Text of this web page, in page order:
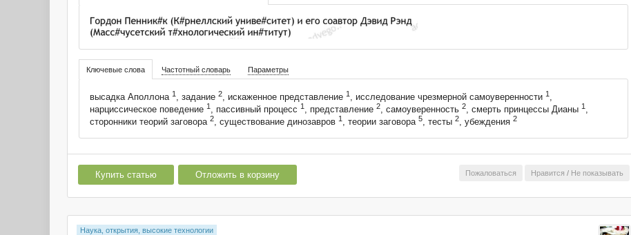
Ключевые слова Частотный словарь Параметры
высадка Аполлона 1, задание 2, искаженное представление 1, исследование чрезмерной самоуверенности 1,
нарциссическое поведение 1, пассивный процесс 1, представление 2, самоуверенность 2, смерть принцессы Дианы 1,
сторонники теорий заговора 2, существование динозавров 1 , теории заговора 5, тесты 2, убеждения 2
Нравится / Не показывать
Пожаловаться
Купить статью Отложить в корзину
Наука, открытия, высокие технологии